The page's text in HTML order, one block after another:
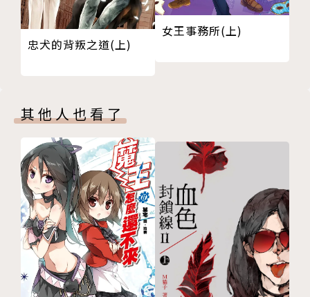
忠犬的背叛之道(上)
女王事務所(上)
其他人也看了